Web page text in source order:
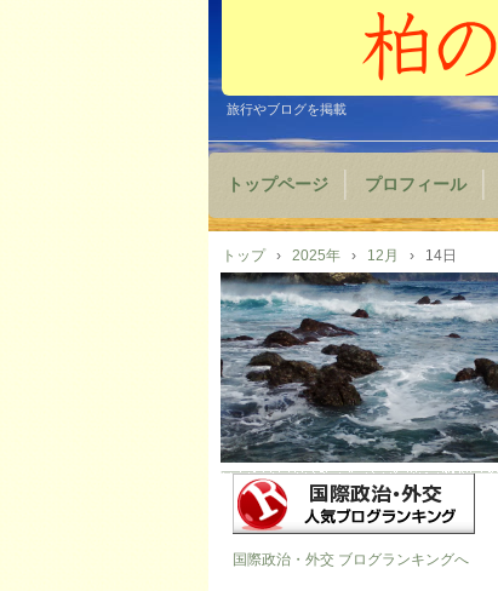
旅行やブログを掲載
トップページ プロフィール
トップ › 2025年 › 12月 › 14日
国際政治・外交 ブログランキングへ